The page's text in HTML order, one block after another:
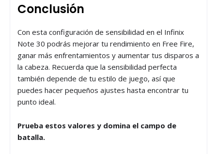
Conclusión
Con esta configuración de sensibilidad en el Infinix
Note 30 podrás mejorar tu rendimiento en Free Fire,
ganar más enfrentamientos y aumentar tus disparos a
la cabeza. Recuerda que la sensibilidad perfecta
también depende de tu estilo de juego, así que
puedes hacer pequeños ajustes hasta encontrar tu
punto ideal.
Prueba estos valores y domina el campo de
batalla.